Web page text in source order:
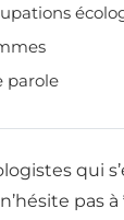
parole
qui
pas à